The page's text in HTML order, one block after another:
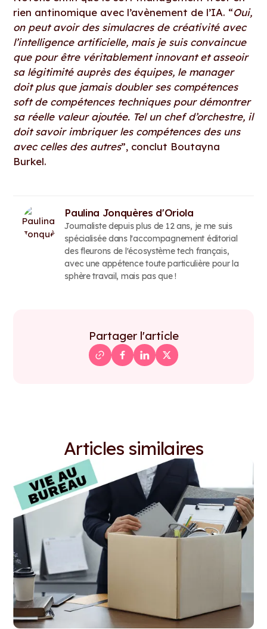
rien antinomique avec l’avènement de l’IA. “Oui,
on peut avoir des simulacres de créativité avec
l’intelligence artificielle, mais je suis convaincue
que pour être véritablement innovant et asseoir
sa légitimité auprès des équipes, le manager
doit plus que jamais doubler ses compétences
soft de compétences techniques pour démontrer
sa réelle valeur ajoutée. Tel un chef d’orchestre, il
doit savoir imbriquer les compétences des uns
avec celles des autres”, conclut Boutayna
Burkel.
Paulina Jonquères d'Oriola
Journaliste depuis plus de 12 ans, je me suis
spécialisée dans l'accompagnement éditorial
des fleurons de l'écosystème tech français,
avec une appétence toute particulière pour la
sphère travail, mais pas que !
Partager l'article
Articles similaires